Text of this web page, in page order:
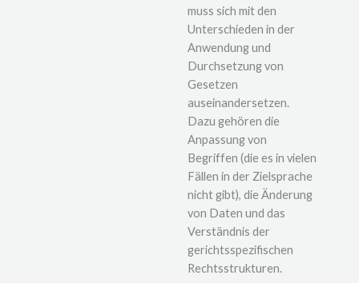
muss sich mit den
Unterschieden in der
Anwendung und
Durchsetzung von
Gesetzen
auseinandersetzen.
Dazu gehören die
Anpassung von
Begriffen (die es in vielen
Fällen in der Zielsprache
nicht gibt), die Änderung
von Daten und das
Verständnis der
gerichtsspezifischen
Rechtsstrukturen.